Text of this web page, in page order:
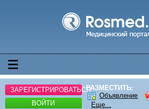
ЗАРЕГИСТРИРОВАТЬСЯ
ВОЙТИ
РАЗМЕСТИТЬ:
Объявление
Еще...